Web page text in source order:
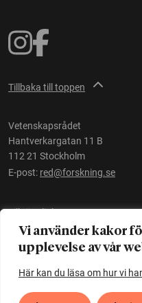
Vi använder kakor
upplevelse av vår
Här kan du läsa om hur vi
Tillbaka till toppen
Vetenskapsrådet
Hantverkargatan 11 B
112 21 Stockholm
E-post: red@forskning.se
Tillgänglighet
Ett initiativ avVetenskapsrådet